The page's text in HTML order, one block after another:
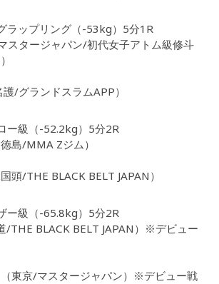
ラップリング（-53kg）5分1R
スタージャパン/初代女子アトム級修斗
/グランドスラムAPP）
ー級（-52.2kg）5分2R
島/MMA Zジム）
頭/THE BLACK BELT JAPAN）
ー級（-65.8kg）5分2R
/THE BLACK BELT JAPAN）※デビュー
東京/マスタージャパン）※デビュー戦